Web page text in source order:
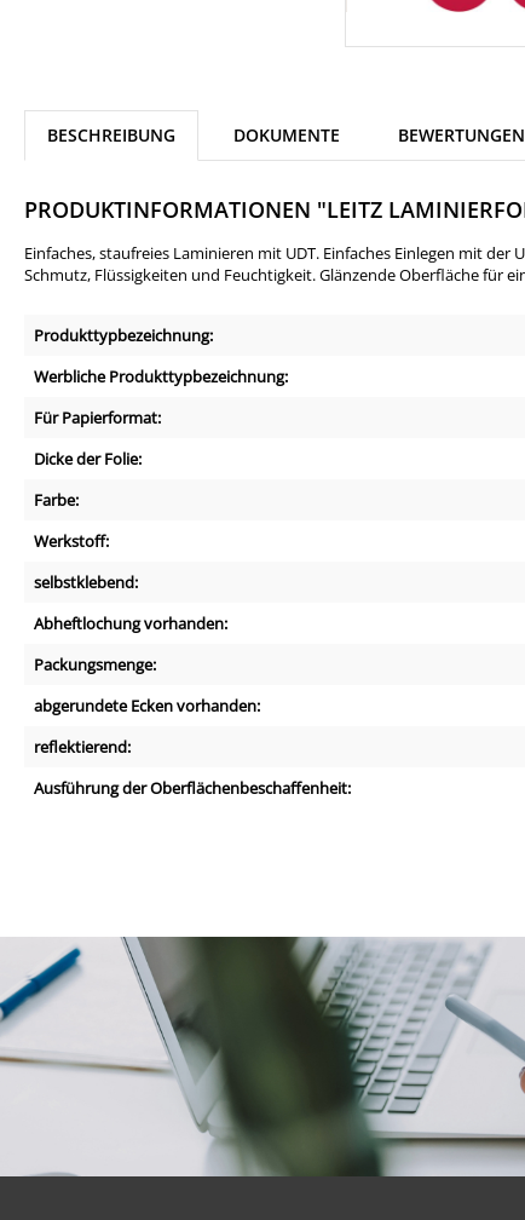
BESCHREIBUNG DOKUMENTE BEWERTUNGEN
PRODUKTINFORMATIONEN "LEITZ
Einfaches, staufreies Laminieren mit UDT. Einfaches Einlegen mit
Schmutz, Flüssigkeiten und Feuchtigkeit. Glänzende Oberfläche für
Produkttypbezeichnung:
Werbliche Produkttypbezeichnung:
Für Papierformat:
Dicke der Folie:
Farbe:
Werkstoff:
selbstklebend:
Abheftlochung vorhanden:
Packungsmenge:
abgerundete Ecken vorhanden:
reflektierend:
Ausführung der Oberflächenbeschaffenheit: